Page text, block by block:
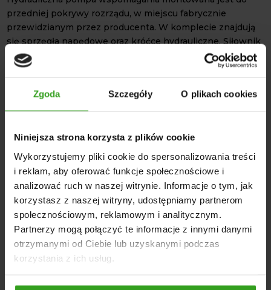
Zgoda Szczegóły O plikach cookies
Niniejsza strona korzysta z plików cookie
Wykorzystujemy pliki cookie do spersonalizowania treści
i reklam, aby oferować funkcje społecznościowe i
analizować ruch w naszej witrynie. Informacje o tym, jak
korzystasz z naszej witryny, udostępniamy partnerom
społecznościowym, reklamowym i analitycznym.
Partnerzy mogą połączyć te informacje z innymi danymi
otrzymanymi od Ciebie lub uzyskanymi podczas
korzystania z ich usług.
przedniej pokrywy rozrządu, w miejscu fabrycznie
przewidzianym przez producenta. W komplecie znajdują
się sprzęgła napędowe oraz króćce hydrauliczne. Siłownik
hydrauliczny, natomiast jest mocowany bezpośrednio do
przedniej osi. Innowacyjna konstrukcja z wysuwem
w lewo i prawo.
zawierawspomaganie kierownicy do 5211-7211
Wspornik orbitrola dopasowany jest do fabrycznego
rozstawu otworów starej podstawy kolumny.
Wykorzystane materiały są wysokiej jakości, co przekłada
się na niezawodność i odporność na przeciążenia. Postaw
na precyzyjne i lekkie prowadzenie kierownicy.
DANE TECHNICZNE
ZETOR 5211, 6211, 7211 oraz modele pokrewne
Orbitrol: Hydrolider, oryginalny, z zaworem